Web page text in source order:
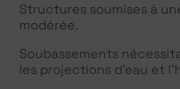
Structures soumises à
modérée.
Soubassements
les projections d’eau et